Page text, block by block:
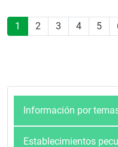
Paginación
1 2 3 4 5
Información por
Establecimientos